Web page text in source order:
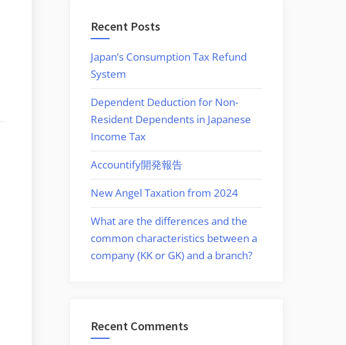
Recent Posts
Japan’s Consumption Tax Refund
System
Dependent Deduction for Non-
Resident Dependents in Japanese
Income Tax
Accountify開発報告
New Angel Taxation from 2024
What are the differences and the
common characteristics between a
company (KK or GK) and a branch?
Recent Comments